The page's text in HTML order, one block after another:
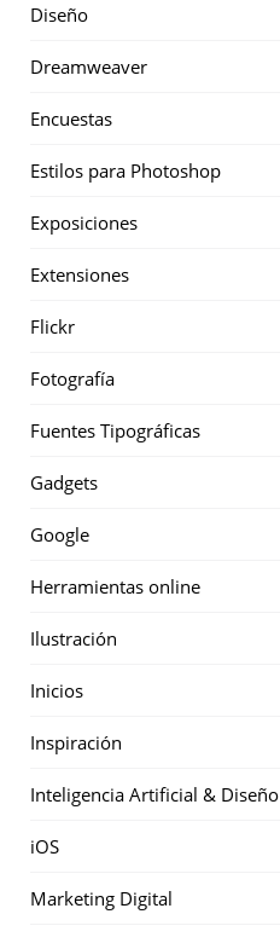
Diseño
Dreamweaver
Encuestas
Estilos para Photoshop
Exposiciones
Extensiones
Flickr
Fotografía
Fuentes Tipográficas
Gadgets
Google
Herramientas online
Ilustración
Inicios
Inspiración
Inteligencia Artificial & Diseño
iOS
Marketing Digital